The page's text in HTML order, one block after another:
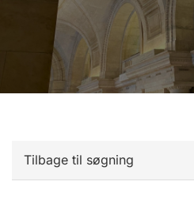
Tilbage til søgning